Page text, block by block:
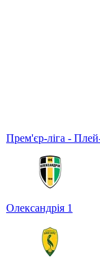
Прем'єр-ліга -
Олександрія 1